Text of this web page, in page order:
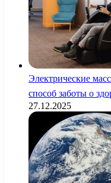
Электрические
способ заботы о
27.12.2025